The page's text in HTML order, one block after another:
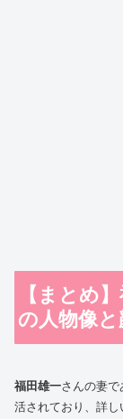
【まとめ
の人物像
福田雄一さんの妻で
活されており、詳